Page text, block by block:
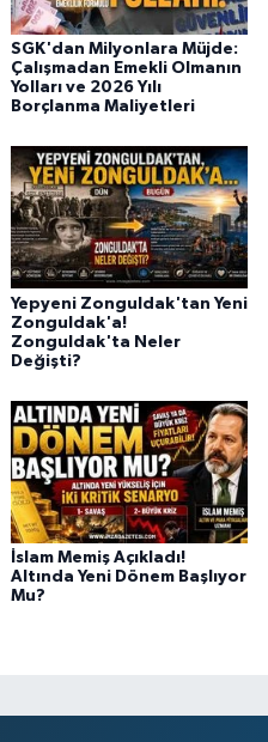
SGK'dan Milyonlara Müjde:
Çalışmadan Emekli Olmanın
Yolları ve 2026 Yılı
Borçlanma Maliyetleri
Yepyeni Zonguldak'tan Yeni
Zonguldak'a!
Zonguldak'ta Neler
Değişti?
İslam Memiş Açıkladı!
Altında Yeni Dönem Başlıyor
Mu?